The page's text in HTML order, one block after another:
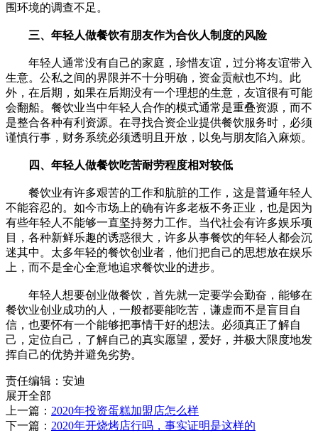
围环境的调查不足。
三、年轻人做餐饮有朋友作为合伙人制度的风险
年轻人通常没有自己的家庭，珍惜友谊，过分将友谊带入
生意。公私之间的界限并不十分明确，资金贡献也不均。此
外，在后期，如果在后期没有一个理想的生意，友谊很有可能
会翻船。餐饮业当中年轻人合作的模式通常是重叠资源，而不
是整合各种有利资源。在寻找合资企业提供餐饮服务时，必须
谨慎行事，财务系统必须透明且开放，以免与朋友陷入麻烦。
四、年轻人做餐饮吃苦耐劳程度相对较低
餐饮业有许多艰苦的工作和肮脏的工作，这是普通年轻人
不能容忍的。如今市场上的确有许多老板不务正业，也是因为
有些年轻人不能够一直坚持努力工作。当代社会有许多娱乐项
目，各种新鲜乐趣的诱惑很大，许多从事餐饮的年轻人都会沉
迷其中。太多年轻的餐饮创业者，他们把自己的思想放在娱乐
上，而不是全心全意地追求餐饮业的进步。
年轻人想要创业做餐饮，首先就一定要学会勤奋，能够在
餐饮业创业成功的人，一般都要能吃苦，谦虚而不是盲目自
信，也要怀有一个能够把事情干好的想法。必须真正了解自
己，定位自己，了解自己的真实愿望，爱好，并极大限度地发
挥自己的优势并避免劣势。
责任编辑：安迪
展开全部
上一篇： 2020年投资蛋糕加盟店怎么样
下一篇： 2020年开烧烤店行吗，事实证明是这样的